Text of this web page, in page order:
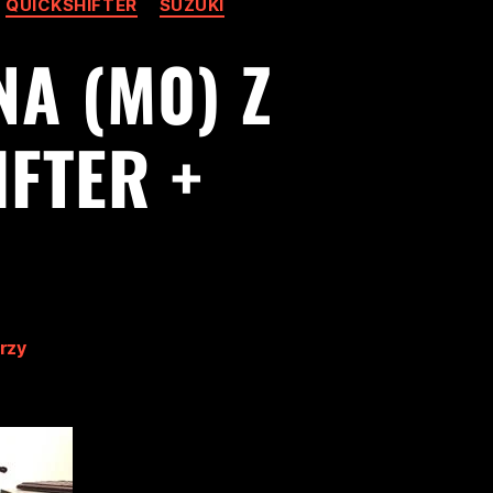
QUICKSHIFTER SUZUKI
(M0) Z
+